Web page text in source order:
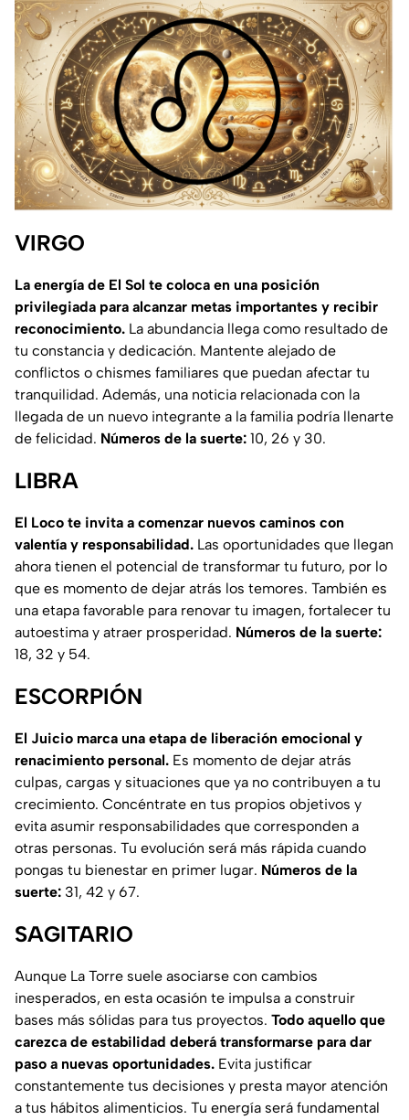
VIRGO
La energía de El Sol te coloca en una posición
privilegiada para alcanzar metas importantes y recibir
reconocimiento. La abundancia llega como resultado de
tu constancia y dedicación. Mantente alejado de
conflictos o chismes familiares que puedan afectar tu
tranquilidad. Además, una noticia relacionada con la
llegada de un nuevo integrante a la familia podría llenarte
de felicidad. Números de la suerte: 10, 26 y 30.
LIBRA
El Loco te invita a comenzar nuevos caminos con
valentía y responsabilidad. Las oportunidades que llegan
ahora tienen el potencial de transformar tu futuro, por lo
que es momento de dejar atrás los temores. También es
una etapa favorable para renovar tu imagen, fortalecer tu
autoestima y atraer prosperidad. Números de la suerte:
18, 32 y 54.
ESCORPIÓN
El Juicio marca una etapa de liberación emocional y
renacimiento personal. Es momento de dejar atrás
culpas, cargas y situaciones que ya no contribuyen a tu
crecimiento. Concéntrate en tus propios objetivos y
evita asumir responsabilidades que corresponden a
otras personas. Tu evolución será más rápida cuando
pongas tu bienestar en primer lugar. Números de la
suerte: 31, 42 y 67.
SAGITARIO
Aunque La Torre suele asociarse con cambios
inesperados, en esta ocasión te impulsa a construir
bases más sólidas para tus proyectos. Todo aquello que
carezca de estabilidad deberá transformarse para dar
paso a nuevas oportunidades. Evita justificar
constantemente tus decisiones y presta mayor atención
a tus hábitos alimenticios. Tu energía será fundamental